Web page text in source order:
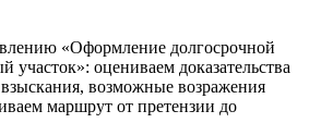
«Оформление долгосрочной
участок»: оцениваем доказательства
возможные возражения
маршрут от претензии до